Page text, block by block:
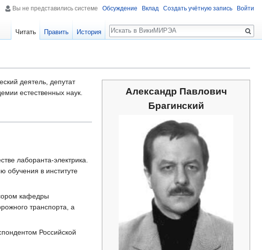
Александр Павлович
Брагинский
деятель, депутат
естественных наук.
лаборанта-электрика.
обучения в институте
кафедры
транспорта, а
Российской
Вы не представились системе Обсуждение Вклад Создать учётную запись Войти
Читать Править История
Поиск